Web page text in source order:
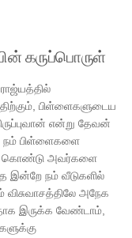
கருப்பொருள்
பிள்ளைகளுடைய
என்று தேவன்
நம் பிள்ளைகளை
கொண்டு அவர்களை
இன்றே நம் வீடுகளில்
அநேக
இருக்க வேண்டாம்,